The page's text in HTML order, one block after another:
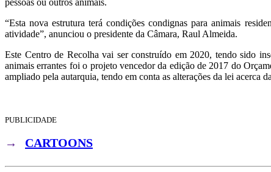
“Esta nova estrutura terá condições condignas para animais
atividade”, anunciou o presidente da Câmara, Raul Almeida.
Este Centro de Recolha vai ser construído em 2020, tendo sido
animais errantes foi o projeto vencedor da edição de 2017 do
ampliado pela autarquia, tendo em conta as alterações da lei acerca
PUBLICIDADE
→ CARTOONS